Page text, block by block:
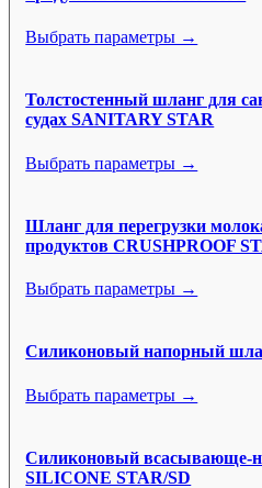
Выбрать параметры →
Толстостенный шланг для
судах SANITARY STAR
Выбрать параметры →
Шланг для перегрузки
продуктов CRUSHPROOF
Выбрать параметры →
Силиконовый напорный
Выбрать параметры →
Силиконовый всасывающе-
SILICONE STAR/SD